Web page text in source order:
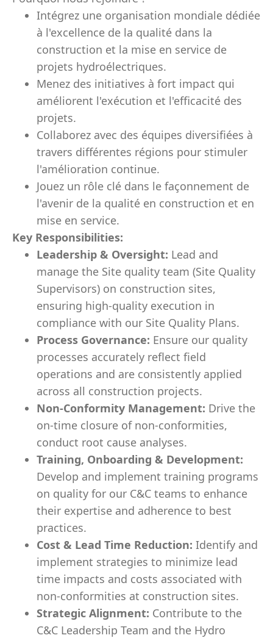
Intégrez une organisation mondiale dédiée
à l'excellence de la qualité dans la
construction et la mise en service de
projets hydroélectriques.
Menez des initiatives à fort impact qui
améliorent l'exécution et l'efficacité des
projets.
Collaborez avec des équipes diversifiées à
travers différentes régions pour stimuler
l'amélioration continue.
Jouez un rôle clé dans le façonnement de
l'avenir de la qualité en construction et en
mise en service.
Key Responsibilities:
Leadership & Oversight: Lead and
manage the Site quality team (Site Quality
Supervisors) on construction sites,
ensuring high-quality execution in
compliance with our Site Quality Plans.
Process Governance: Ensure our quality
processes accurately reflect field
operations and are consistently applied
across all construction projects.
Non-Conformity Management: Drive the
on-time closure of non-conformities,
conduct root cause analyses.
Training, Onboarding & Development:
Develop and implement training programs
on quality for our C&C teams to enhance
their expertise and adherence to best
practices.
Cost & Lead Time Reduction: Identify and
implement strategies to minimize lead
time impacts and costs associated with
non-conformities at construction sites.
Strategic Alignment: Contribute to the
C&C Leadership Team and the Hydro